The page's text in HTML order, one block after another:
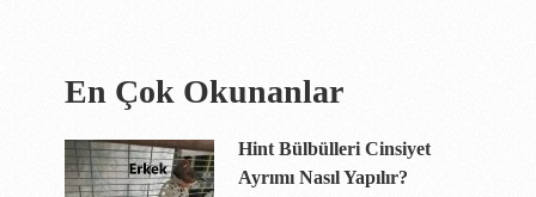
En Çok Okunanlar
Hint Bülbülleri Cinsiyet
Ayrımı Nasıl Yapılır?